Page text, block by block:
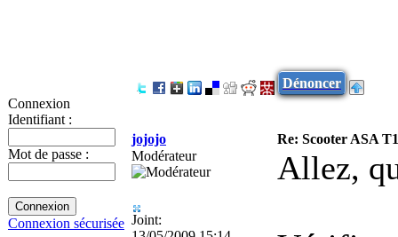
Connexion
Identifiant :
Mot de passe :
Connexion sécurisée
Dénoncer
jojojo
Re: Scooter ASA
Modérateur
Joint:
Allez,